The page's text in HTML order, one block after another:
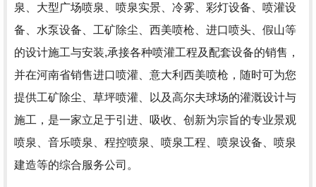
泉、大型广场喷泉、喷泉实景、冷雾、彩灯设备、喷灌设
备、水泵设备、工矿除尘、西美喷枪、进口喷头、假山等
的设计施工与安装,承接各种喷灌工程及配套设备的销售，
并在河南省销售进口喷灌、意大利西美喷枪，随时可为您
提供工矿除尘、草坪喷灌、以及高尔夫球场的灌溉设计与
施工，是一家立足于引进、吸收、创新为宗旨的专业景观
喷泉、音乐喷泉、程控喷泉、喷泉工程、喷泉设备、喷泉
建造等的综合服务公司。